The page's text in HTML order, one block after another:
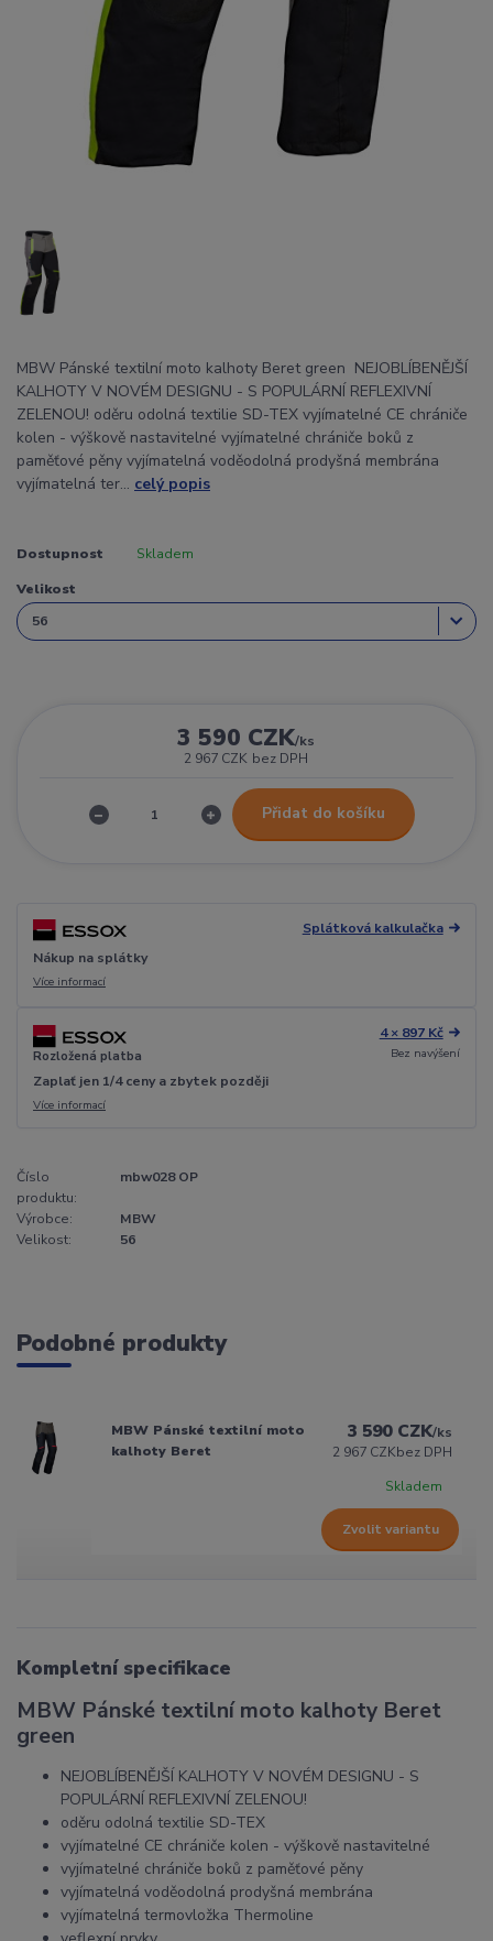
MBW Pánské textilní moto kalhoty Beret green NEJOBLÍBENĚJŠÍ
KALHOTY V NOVÉM DESIGNU - S POPULÁRNÍ REFLEXIVNÍ
ZELENOU! oděru odolná textilie SD-TEX vyjímatelné CE chrániče
kolen - výškově nastavitelné vyjímatelné chrániče boků z
paměťové pěny vyjímatelná voděodolná prodyšná membrána
vyjímatelná ter... celý popis
Dostupnost Skladem
Velikost
3 590 CZK/ks
2 967 CZK bez DPH
Přidat do košíku
Splátková kalkulačka
Nákup na splátky
Více informací
Rozložená platba
4 × 897 Kč
Bez navýšení
Zaplať jen 1/4 ceny a zbytek později
Více informací
Číslo
produktu:
mbw028 OP
Výrobce:
MBW
Velikost:
56
Podobné produkty
MBW Pánské textilní moto
kalhoty Beret
3 590 CZK/ks
2 967 CZKbez DPH
Skladem
Zvolit variantu
Kompletní specifikace
MBW Pánské textilní moto kalhoty Beret
green
NEJOBLÍBENĚJŠÍ KALHOTY V NOVÉM DESIGNU - S
POPULÁRNÍ REFLEXIVNÍ ZELENOU!
oděru odolná textilie SD-TEX
vyjímatelné CE chrániče kolen - výškově nastavitelné
vyjímatelné chrániče boků z paměťové pěny
vyjímatelná voděodolná prodyšná membrána
vyjímatelná termovložka Thermoline